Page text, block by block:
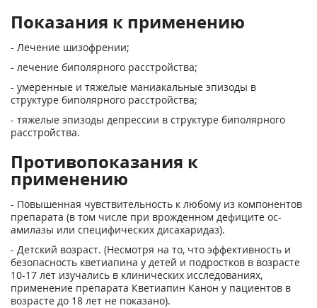
Показания к применению
- Лечение шизофрении;
- лечение биполярного расстройства;
- умеренные и тяжелые маниакальные эпизоды в
структуре биполярного расстройства;
- тяжелые эпизоды депрессии в структуре биполярного
расстройства.
Противопоказания к
применению
- Повышенная чувствительность к любому из компонентов
препарата (в том числе при врожденном дефиците ос-
амилазы или специфических дисахаридаз).
- Детский возраст. (Несмотря на то, что эффективность и
безопасность кветиапина у детей и подростков в возрасте
10-17 лет изучались в клинических исследованиях,
применение препарата Кветиапин Канон у пациентов в
возрасте до 18 лет не показано).